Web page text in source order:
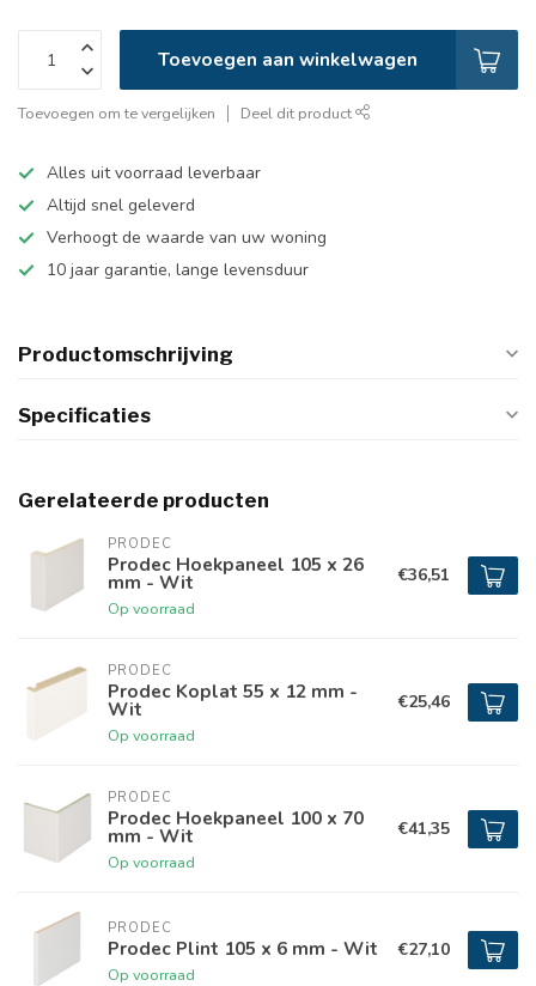
Toevoegen aan winkelwagen
Toevoegen om te vergelijken Deel dit product
Alles uit voorraad leverbaar
Altijd snel geleverd
Verhoogt de waarde van uw woning
10 jaar garantie, lange levensduur
Productomschrijving
Specificaties
Gerelateerde producten
PRODEC
Prodec Hoekpaneel 105 x 26
mm - Wit
Op voorraad
€36,51
PRODEC
Prodec Koplat 55 x 12 mm -
Wit
Op voorraad
€25,46
PRODEC
Prodec Hoekpaneel 100 x 70
mm - Wit
Op voorraad
€41,35
PRODEC
Prodec Plint 105 x 6 mm - Wit
Op voorraad
€27,10